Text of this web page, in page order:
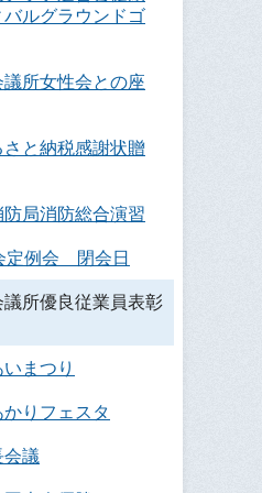
ルグラウンドゴ
所女性会との座
と納税感謝状贈
局消防総合演習
定例会 閉会日
所優良従業員表彰
まつり
かりフェスタ
会議